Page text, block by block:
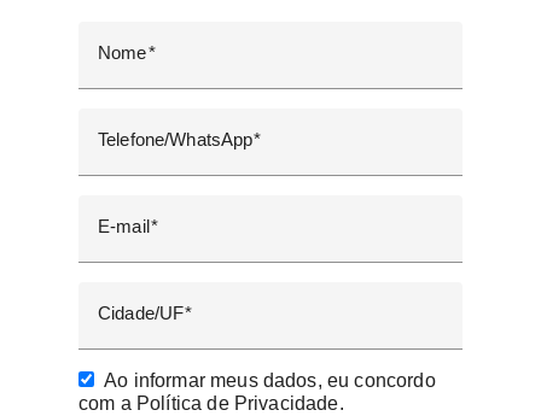
Nome
Telefone/WhatsApp
E-mail
Cidade/UF
Ao informar meus dados, eu concordo
com a Política de Privacidade.